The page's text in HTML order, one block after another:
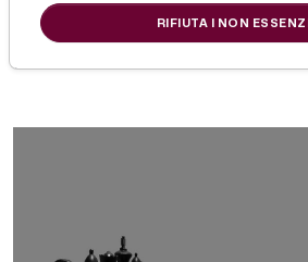
di Redazione Picenotime
RIFIUTA I NON